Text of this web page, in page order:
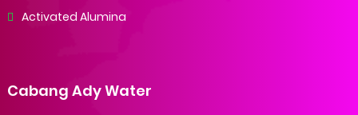
Activated Alumina
Cabang Ady Water